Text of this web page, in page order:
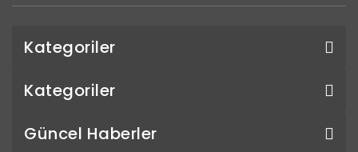
Kategoriler
Kategoriler
Güncel Haberler